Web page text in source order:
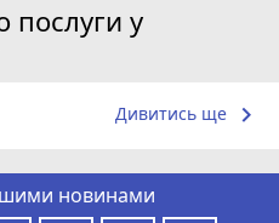
послуги у
Дивитись ще keyboard_arrow_right
новинами